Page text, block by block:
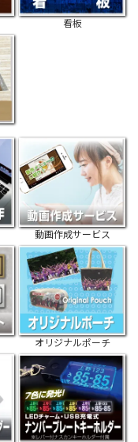
看板
動画作成サービス
オリジナルポーチ